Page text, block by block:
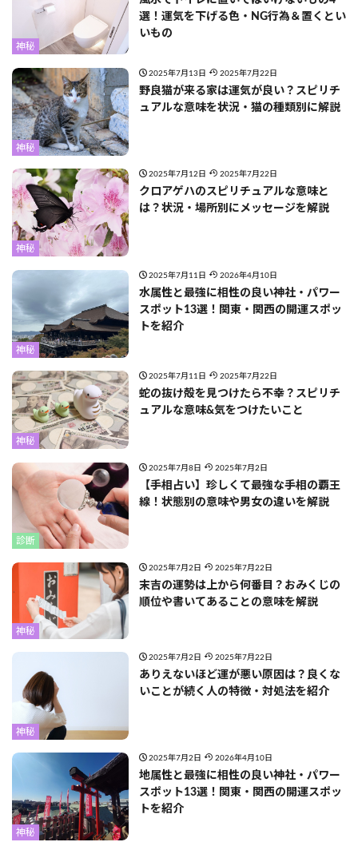
神秘
選！運気を下げる色・NG行為＆置くとい
いもの
神秘
2025年7月13日 2025年7月22日
野良猫が来る家は運気が良い？スピリチ
ュアルな意味を状況・猫の種類別に解説
神秘
2025年7月12日 2025年7月22日
クロアゲハのスピリチュアルな意味と
は？状況・場所別にメッセージを解説
神秘
2025年7月11日 2026年4月10日
水属性と最強に相性の良い神社・パワー
スポット13選！関東・関西の開運スポッ
トを紹介
神秘
2025年7月11日 2025年7月22日
蛇の抜け殻を見つけたら不幸？スピリチ
ュアルな意味&気をつけたいこと
診断
2025年7月8日 2025年7月2日
【手相占い】珍しくて最強な手相の覇王
線！状態別の意味や男女の違いを解説
神秘
2025年7月2日 2025年7月22日
末吉の運勢は上から何番目？おみくじの
順位や書いてあることの意味を解説
神秘
2025年7月2日 2025年7月22日
ありえないほど運が悪い原因は？良くな
いことが続く人の特徴・対処法を紹介
神秘
2025年7月2日 2026年4月10日
地属性と最強に相性の良い神社・パワー
スポット13選！関東・関西の開運スポッ
トを紹介